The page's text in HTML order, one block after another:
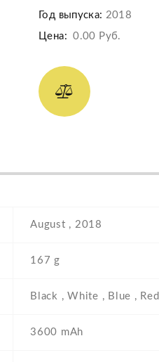
Год выпуска: 2018
Цена: 0.00 Руб.
August , 2018
167 g
Black , White , Blue , Red
3600 mAh